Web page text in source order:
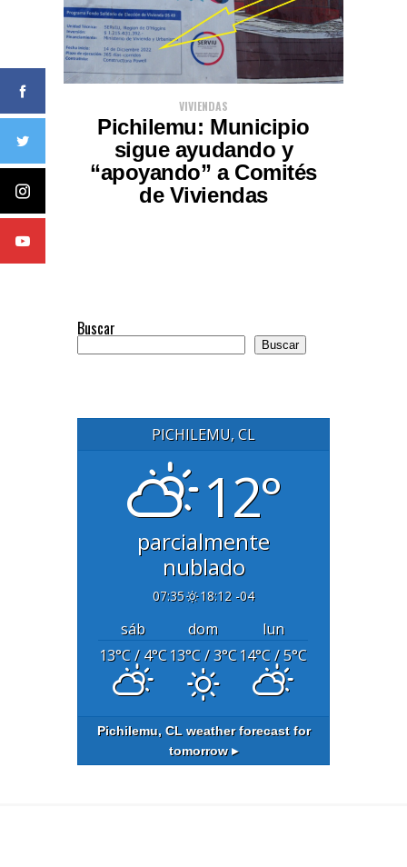
VIVIENDAS
Pichilemu: Municipio
sigue ayudando y
“apoyando” a Comités
de Viviendas
Buscar
Buscar
PICHILEMU, CL
12°
parcialmente
nublado
07:35 18:12 -04
sáb dom
lun
13°C/ 4°C13°C/ 3°C14°C/ 5°C
Pichilemu, CL weather forecast for
tomorrow ▸